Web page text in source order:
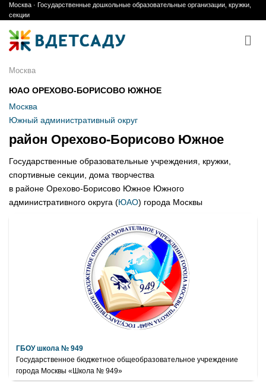
Skip
to
content
Москва · Государственные дошкольные образовательные организации, кружки,
секции
Москва
ЮАО ОРЕХОВО-БОРИСОВО ЮЖНОЕ
Москва
Южный административный округ
район Орехово-Борисово Южное
Государственные образовательные учреждения, кружки,
спортивные секции, дома творчества
в районе Орехово-Борисово Южное Южного
административного округа (ЮАО) города Москвы
ГБОУ школа № 949
Государственное бюджетное общеобразовательное учреждение
города Москвы «Школа № 949»